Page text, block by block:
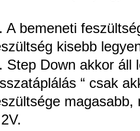
A bemeneti
kisebb
Step Down akkor áll
“ csak